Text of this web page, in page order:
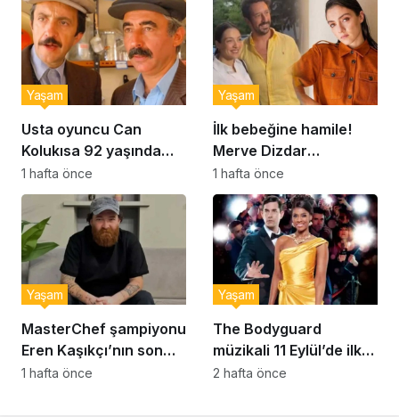
Usta oyuncu Can
Kolukısa 92 yaşında
hayatını kaybetti
Yaşam
1 hafta önce
İlk bebeğine hamile!
Merve Dizdar
sessizliğini bozdu: ‘İsim
bulmak çok zor’
Yaşam
1 hafta önce
MasterChef şampiyonu
Eren Kaşıkçı’nın son
anlarındaki kahreden
Yaşam
1 hafta önce
The Bodyguard
müzikali 11 Eylül’de ilk
kez Türkiye’de
Yaşam
2 hafta önce